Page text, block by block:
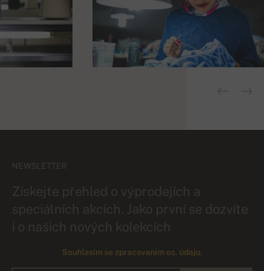
NEWSLETTER
Získejte přehled o výprodejích a
speciálních akcích. Jako první se dozvíte
i o našich nových kolekcích
Souhlasím se zpracovaním os. údaju.